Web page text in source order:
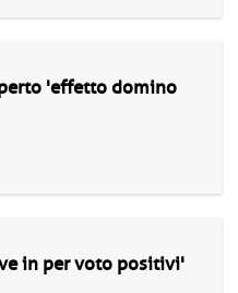
'effetto domino
in per voto positivi'